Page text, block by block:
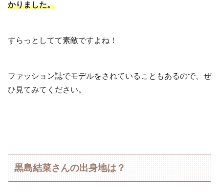
かりました。
すらっとしてて素敵ですよね！
ファッション誌でモデルをされていることもあるので、ぜ
ひ見てみてください。
黒島結菜さんの出身地は？